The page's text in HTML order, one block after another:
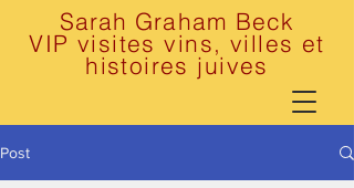
Sarah Graham Beck
VIP visites vins, villes et
histoires juives
Post